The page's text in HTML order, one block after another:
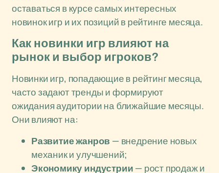
оставаться в курсе самых интересных
новинок игр и их позиций в рейтинге месяца.
Как новинки игр влияют на
рынок и выбор игроков?
Новинки игр, попадающие в рейтинг месяца,
часто задают тренды и формируют
ожидания аудитории на ближайшие месяцы.
Они влияют на:
Развитие жанров — внедрение новых
механик и улучшений;
Экономику индустрии— рост продаж и